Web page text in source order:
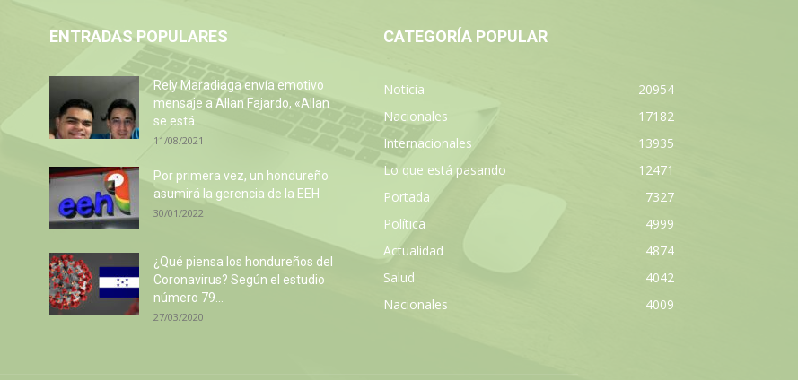
ENTRADAS POPULARES
Rely Maradiaga envía emotivo
mensaje a Allan Fajardo, «Allan
se está...
11/08/2021
Por primera vez, un hondureño
asumirá la gerencia de la EEH
30/01/2022
¿Qué piensa los hondureños del
Coronavirus? Según el estudio
número 79...
27/03/2020
CATEGORÍA POPULAR
Noticia
20954
Nacionales
17182
Internacionales
13935
Lo que está pasando
12471
Portada
7327
Política
4999
Actualidad
4874
Salud
4042
Nacionales
4009